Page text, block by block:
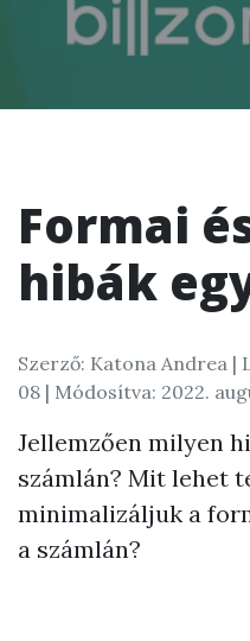
Formai
hibák
Szerző: Katona Andrea |
08 | Módosítva: 2022.
Jellemzően milyen
számlán? Mit lehet
minimalizáljuk a
a számlán?